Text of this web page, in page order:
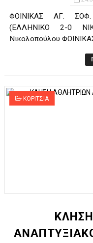
ΦΟΙΝΙΚΑΣ ΑΓ.
(ΕΛΛΗΝΙΚΟ 2-0
Νικολοπούλου
ΚΟΡΙΤΣΙΑ